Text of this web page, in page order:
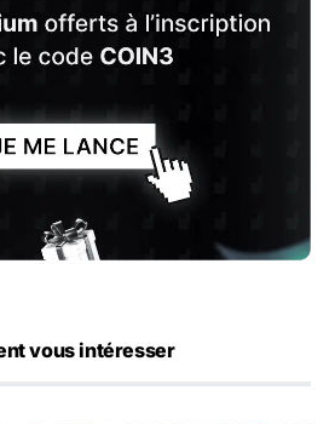
vous intéresser